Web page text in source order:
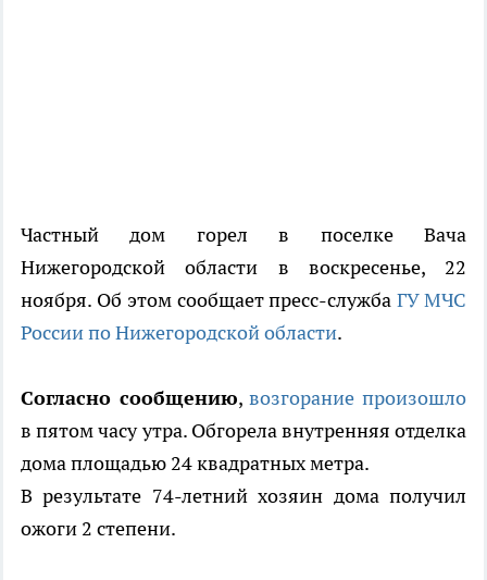
Частный дом горел в поселке Вача
Нижегородской области в воскресенье, 22
ноября. Об этом сообщает пресс-службаГУ МЧС
России по Нижегородской области.
Согласно сообщению,возгорание произошло
в пятом часу утра. Обгорела внутренняя отделка
дома площадью 24 квадратных метра.
В результате 74-летний хозяин дома получил
ожоги 2 степени.